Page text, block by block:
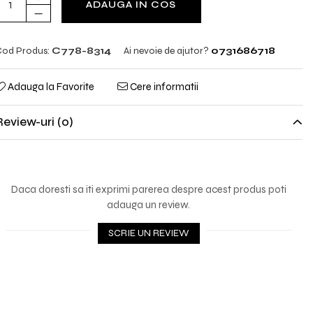
ADAUGA IN COS
Produs: C778-8314 Ai nevoie de ajutor? 0731686718
Adauga la Favorite Cere informatii
uri (0)
Daca doresti sa iti exprimi parerea despre acest produs poti
adauga un review.
SCRIE UN REVIEW